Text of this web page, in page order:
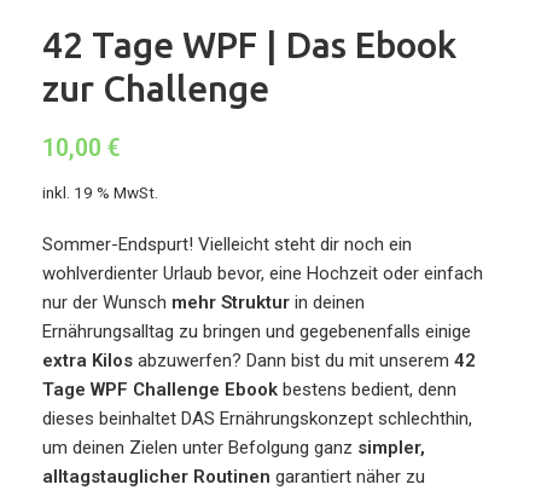
42 Tage WPF | Das Ebook
zur Challenge
10,00 €
inkl. 19 % MwSt.
Sommer-Endspurt! Vielleicht steht dir noch ein
wohlverdienter Urlaub bevor, eine Hochzeit oder einfach
nur der Wunsch mehr Struktur in deinen
Ernährungsalltag zu bringen und gegebenenfalls einige
extra Kilos abzuwerfen? Dann bist du mit unserem 42
Tage WPF Challenge Ebook bestens bedient, denn
dieses beinhaltet DAS Ernährungskonzept schlechthin,
um deinen Zielen unter Befolgung ganz simpler,
alltagstauglicher Routinen garantiert näher zu